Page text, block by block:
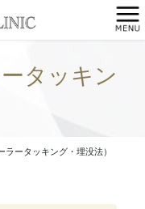
タッキン
ラータッキング・埋没法）